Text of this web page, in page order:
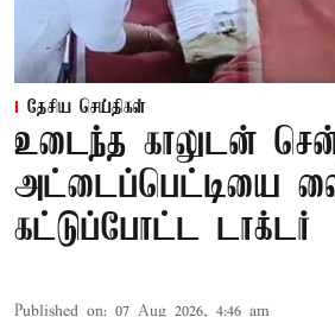
தேசிய செய்திகள்
உடைந்த காலுடன்
அட்டைப்பெட்டியை
கட்டுப்போட்ட டாக்டர்
Published on: 07 Aug 2026, 4:46 am